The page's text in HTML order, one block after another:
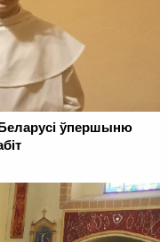
Беларусі ўпершыню